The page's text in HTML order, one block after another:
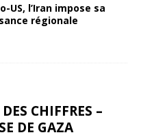
US, l’Iran impose sa
régionale
CHIFFRES –
DE GAZA